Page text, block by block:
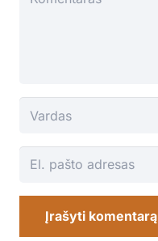
Įrašyti komentarą